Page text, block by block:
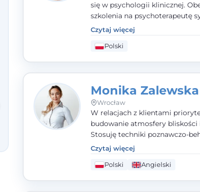
się w psychologii klinicznej.
szkolenia na psychoterapeutę
status członka nadzwyczajnego Wielkopolskiego
TowarzystwaTerapii
Towarzystwa
zasobach.
Czytaj więcej
Polski
Monika Zalewska
Wrocław
W relacjach z klientami
budowanie atmosfery bliskości
Stosuję techniki poznawczo-
które koncentrują się na
osiąganiu zamierzonych celów
rozwiązania trudnych sytuacji)
Czytaj więcej
Polski Angielski